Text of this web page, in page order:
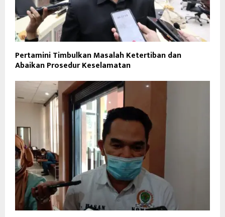
Pertamini Timbulkan Masalah Ketertiban dan
Abaikan Prosedur Keselamatan